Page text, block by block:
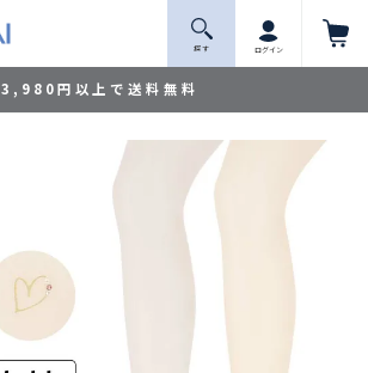
3,980円以上で送料無料
探 す ログイン